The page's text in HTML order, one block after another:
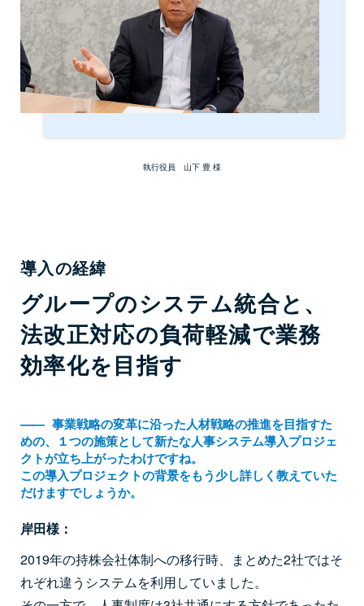
執行役員 山下 豊 様
導入の経緯
グループのシステム統合と、
法改正対応の負荷軽減で業務
効率化を目指す
―― 事業戦略の変革に沿った人材戦略の推進を目指すた
めの、１つの施策として新たな人事システム導入プロジェ
クトが立ち上がったわけですね。
この導入プロジェクトの背景をもう少し詳しく教えていた
だけますでしょうか。
岸田様：
2019年の持株会社体制への移行時、まとめた2社ではそ
れぞれ違うシステムを利用していました。